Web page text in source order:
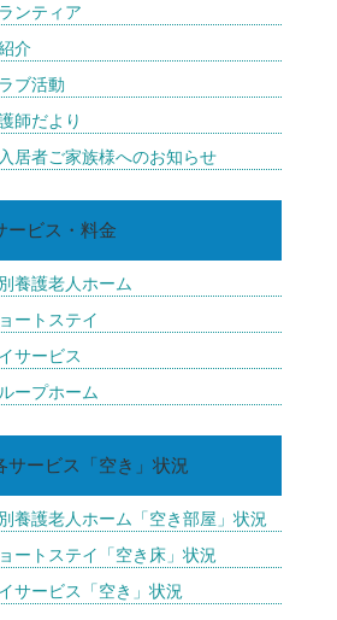
ンティア
介
ブ活動
師だより
居者ご家族様へのお知らせ
ービス・料金
養護老人ホーム
ートステイ
サービス
ープホーム
サービス「空き」状況
養護老人ホーム「空き部屋」状況
ートステイ「空き床」状況
サービス「空き」状況